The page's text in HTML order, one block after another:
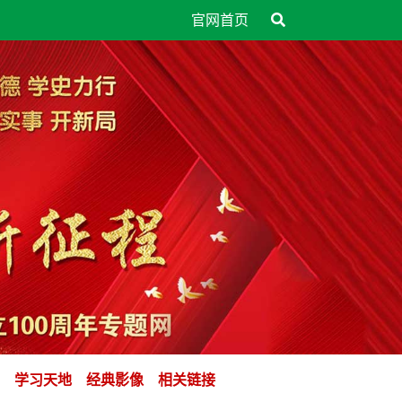
官网首页
学习天地 经典影像 相关链接